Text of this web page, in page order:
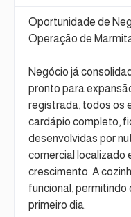
Oportunidade de
Operação de
Negócio já
pronto para
registrada, todos os
cardápio completo,
desenvolvidas por
comercial localizado
crescimento. A
funcional,
primeiro dia.